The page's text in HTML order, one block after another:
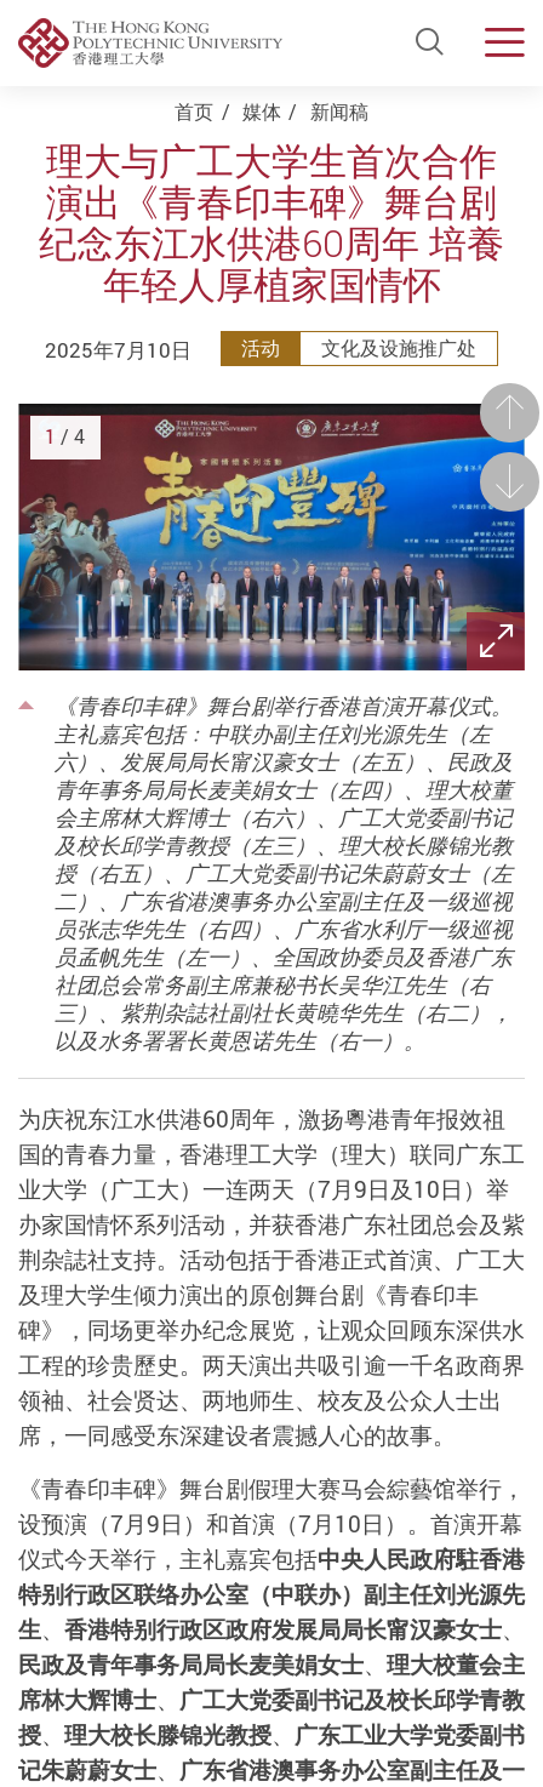
Open
Start main content首页 媒体 新闻稿
理大与广工大学生首次合作
演出《青春印丰碑》舞台剧
纪念东江水供港60周年 培養
年轻人厚植家国情怀
2025年7月10日 活动 文化及设施推广处
前
《青春印丰碑》舞台剧举行香港首演开幕仪式。
主礼嘉宾包括﹕中联办副主任刘光源先生（左
六）、发展局局长甯汉豪女士（左五）、民政及
青年事务局局长麦美娟女士（左四）、理大校董
会主席林大辉博士（右六）、广工大党委副书记
及校长邱学青教授（左三）、理大校长滕锦光教
授（右五）、广工大党委副书记朱蔚蔚女士（左
二）、广东省港澳事务办公室副主任及一级巡视
员张志华先生（右四）、广东省水利厅一级巡视
员孟帆先生（左一）、全国政协委员及香港广东
社团总会常务副主席兼秘书长吴华江先生（右
三）、紫荆杂誌社副社长黄曉华先生（右二），
以及水务署署长黄恩诺先生（右一）。
后一
1 / 4
为庆祝东江水供港60周年，激扬粵港青年报效祖
国的青春力量，香港理工大学（理大）联同广东工
业大学（广工大）一连两天（7月9日及10日）举
办家国情怀系列活动，并获香港广东社团总会及紫
荆杂誌社支持。活动包括于香港正式首演、广工大
及理大学生倾力演出的原创舞台剧《青春印丰
碑》，同场更举办纪念展览，让观众回顾东深供水
工程的珍贵歷史。两天演出共吸引逾一千名政商界
领袖、社会贤达、两地师生、校友及公众人士出
席，一同感受东深建设者震撼人心的故事。
《青春印丰碑》舞台剧假理大赛马会綜藝馆举行，
设预演（7月9日）和首演（7月10日）。首演开幕
仪式今天举行，主礼嘉宾包括中央人民政府駐香港
特别行政区联络办公室（中联办）副主任刘光源先
生、 香港特别行政区政府发展局局长甯汉豪女士、
民政及青年事务局局长麦美娟女士、 理大校董会主
席林大辉博士、 广工大党委副书记及校长邱学青教
授、 理大校长滕锦光教授、 广东工业大学党委副书
记朱蔚蔚女士、 广东省港澳事务办公室副主任及一